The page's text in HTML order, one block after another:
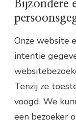
Bijzondere
Onze website
intentie
Tenzij ze
voogd. We
een bezoeker